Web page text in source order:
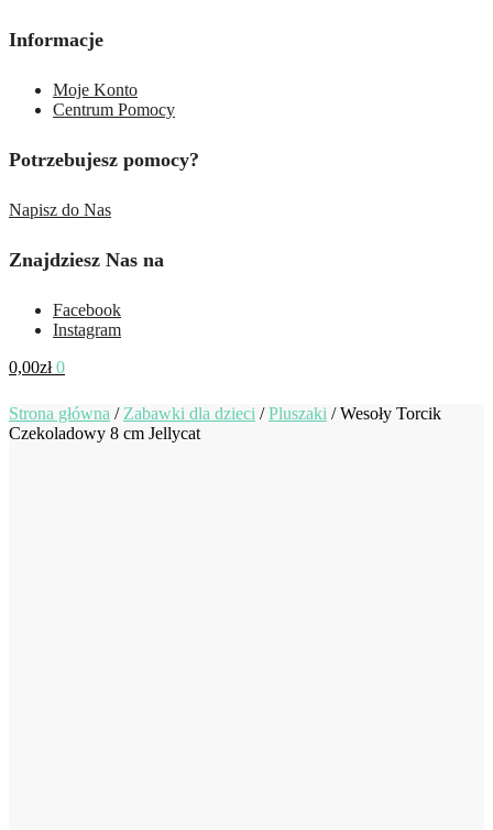
Informacje
Moje Konto
Centrum Pomocy
Potrzebujesz pomocy?
Napisz do Nas
Znajdziesz Nas na
Facebook
Instagram
0,00zł 0
Strona główna / Zabawki dla dzieci /Pluszaki /Wesoły Torcik
Czekoladowy 8 cm Jellycat